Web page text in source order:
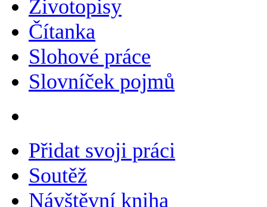
Životopisy
Čítanka
Slohové práce
Slovníček pojmů
Přidat svoji práci
Soutěž
Návštěvní kniha